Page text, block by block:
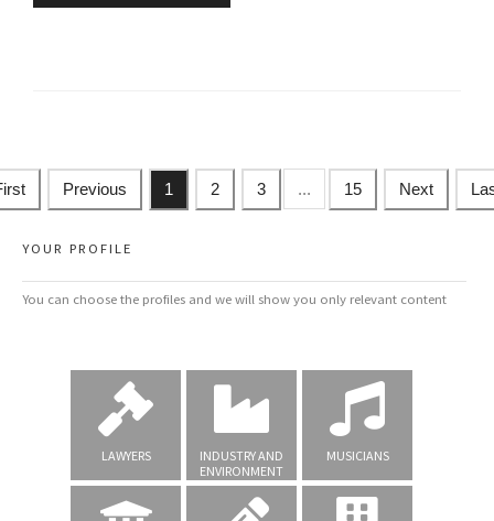
Previous 1 2 3 ... 15 Next
YOUR PROFILE
You can choose the profiles and we will show you only relevant content
LAWYERS
INDUSTRY AND
ENVIRONMENT
MUSICIANS